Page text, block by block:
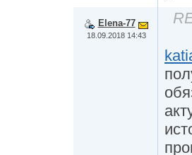
Elena-77
18.09.2018 14:43